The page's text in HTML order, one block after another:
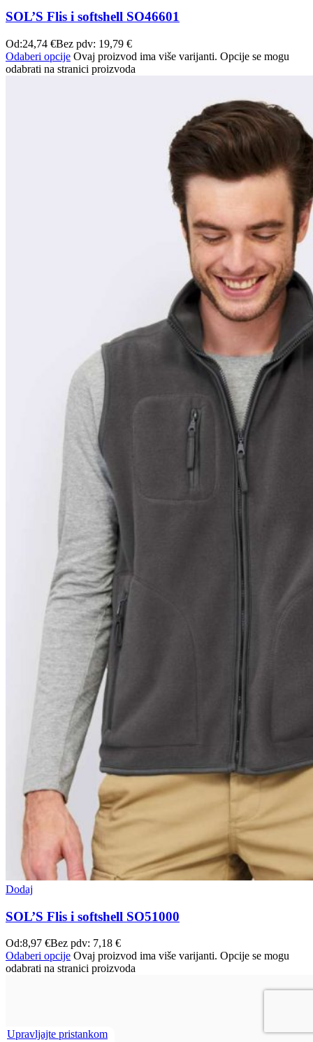
SOL’S Flis i softshell SO46601
Od:24,74 €Bez pdv: 19,79 €
Odaberi opcije Ovaj proizvod ima više varijanti. Opcije se mogu
odabrati na stranici proizvoda
Dodaj
SOL’S Flis i softshell SO51000
Od:8,97 €Bez pdv: 7,18 €
Odaberi opcije Ovaj proizvod ima više varijanti. Opcije se mogu
odabrati na stranici proizvoda
Upravljajte pristankom